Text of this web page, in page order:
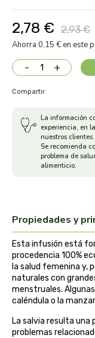
2,78 € 2,93 €
Ahorra 0,15 € en este
- +
Compartir
La información
experiencia, en
nuestros clientes.
Se recomienda
problema de
alimenticio.
Propiedades y
Esta infusión está
procedencia 100%
la salud femenina y,
naturales con
menstruales.
caléndula o la
La salvia resulta
problemas
arnidol
arrasate
artemis
arteoliva
artesania
banban
bauck hof
bellsola
belsi